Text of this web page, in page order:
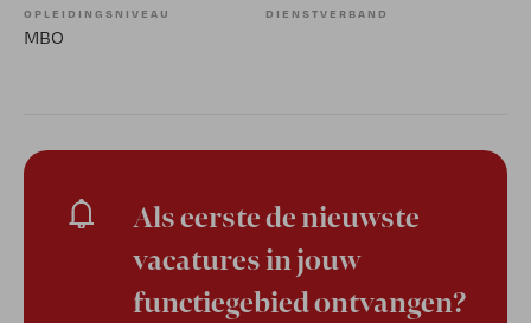
OPLEIDINGSNIVEAU
MBO
DIENSTVERBAND
Als eerste de nieuwste
vacatures in jouw
functiegebied ontvangen?